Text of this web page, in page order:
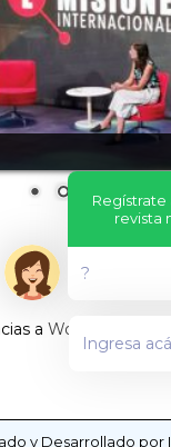
a WordPress
y Desarrollado por
Regístrate
revista
?